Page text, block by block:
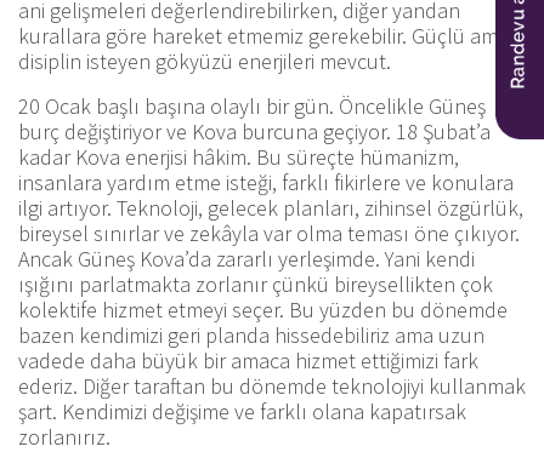
ani gelişmeleri değerlendirebilirken, diğer yandan
kurallara göre hareket etmemiz gerekebilir. Güçlü ama
disiplin isteyen gökyüzü enerjileri mevcut.
20 Ocak başlı başına olaylı bir gün. Öncelikle Güneş
burç değiştiriyor ve Kova burcuna geçiyor. 18 Şubat’a
kadar Kova enerjisi hâkim. Bu süreçte hümanizm,
insanlara yardım etme isteği, farklı fikirlere ve konulara
ilgi artıyor. Teknoloji, gelecek planları, zihinsel özgürlük,
bireysel sınırlar ve zekâyla var olma teması öne çıkıyor.
Ancak Güneş Kova’da zararlı yerleşimde. Yani kendi
ışığını parlatmakta zorlanır çünkü bireysellikten çok
kolektife hizmet etmeyi seçer. Bu yüzden bu dönemde
bazen kendimizi geri planda hissedebiliriz ama uzun
vadede daha büyük bir amaca hizmet ettiğimizi fark
ederiz. Diğer taraftan bu dönemde teknolojiyi kullanmak
şart. Kendimizi değişime ve farklı olana kapatırsak
zorlanırız.